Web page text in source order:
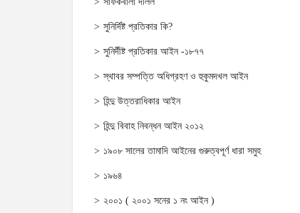
সুনির্দিষ্ট প্রতিকার কি?
সুনির্দীষ্ট প্রতিকার আইন -১৮৭৭
স্থাবর সম্পত্তি অধিগ্রহণ ও হুকুমদখল আইন
হিন্দু উত্তরাধিকার আইন
হিন্দু বিবাহ নিবন্ধন আইন ২০১২
১৯০৮ সালের তামাদি আইনের গুরুত্বপূর্ণ ধারা সমুহ
১৯৬৪
২০০১ ( ২০০১ সনের ১ নং আইন )